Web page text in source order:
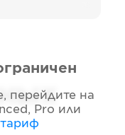
перейдите на
Pro или